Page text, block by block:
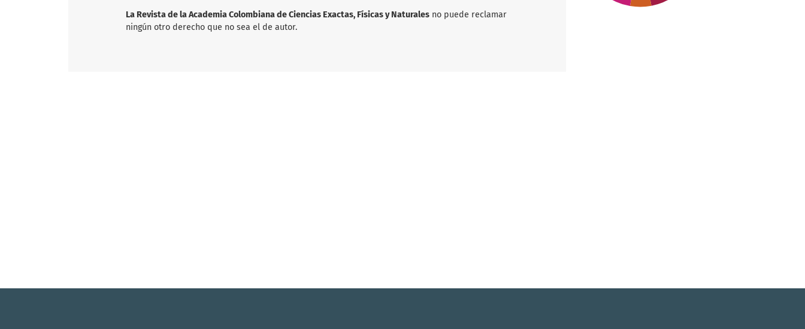
La Revista de la Academia Colombiana de Ciencias Exactas, Físicas y Naturales no puede reclamar
ningún otro derecho que no sea el de autor.